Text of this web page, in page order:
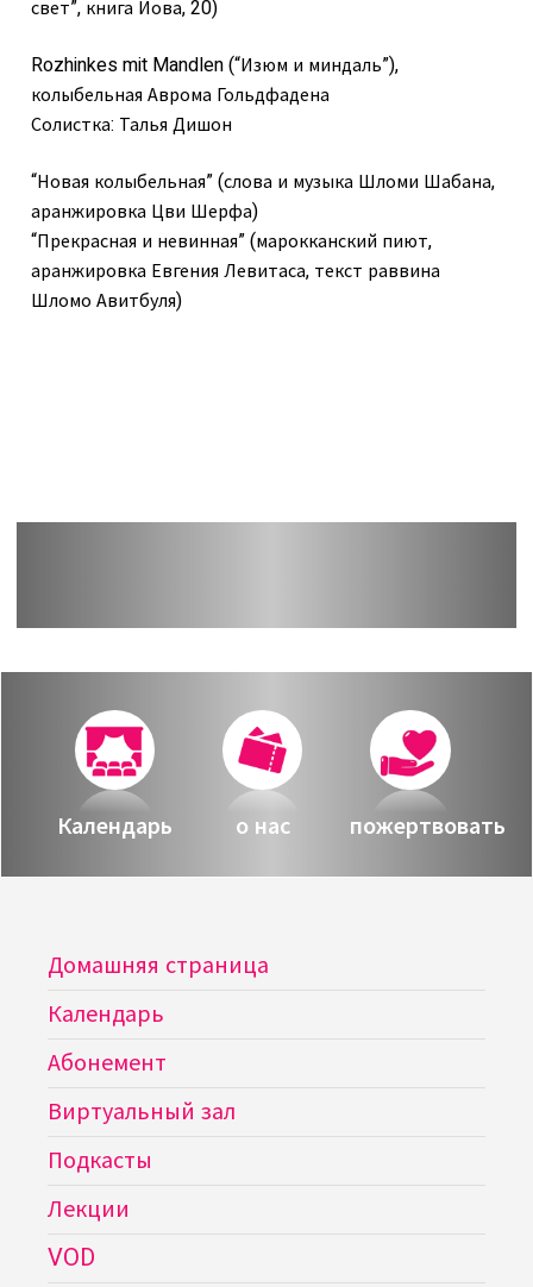
свет”, книга Иова, 20)
Rozhinkes mit Mandlen (“Изюм и миндаль”),
колыбельная Аврома Гольдфадена
Солистка: Талья Дишон
“Новая колыбельная” (слова и музыка Шломи Шабана,
аранжировка Цви Шерфа)
“Прекрасная и невинная” (марокканский пиют,
аранжировка Евгения Левитаса, текст раввина
Шломо Авитбуля)
Календарь о нас пожертвовать
Домашняя страница
Календарь
Абонемент
Виртуальный зал
Подкасты
Лекции
VOD